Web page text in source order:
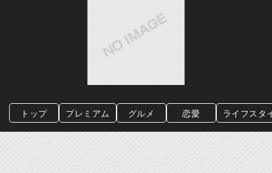
トップ プレミアム グルメ 恋愛 ライフスタ